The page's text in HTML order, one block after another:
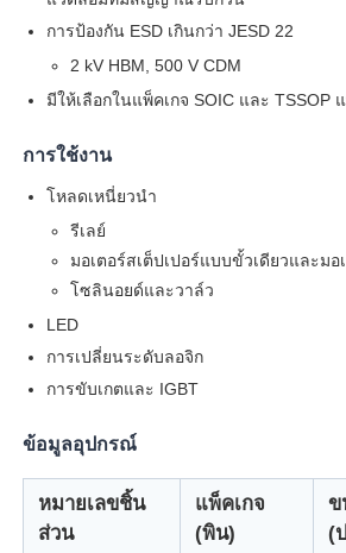
กรณี
FPGA Field Programmable
หน่วยไมโครคอนโทรลเลอร์ MCU
ระบบบนชิป (SOC)
MPU IC
เครื่องตรวจจับความร้อนอินฟราเรด
การป้องกัน ESD เกินกว่า JESD 22
2 kV HBM, 500 V CDM
มีให้เลือกในแพ็คเกจ SOIC และ TSSOP
การใช้งาน
โหลดเหนี่ยวนำ
รีเลย์
มอเตอร์สเต็ปเปอร์แบบขั้วเดียวและมอ
โซลินอยด์และวาล์ว
LED
การเปลี่ยนระดับลอจิก
การขับเกตและ IGBT
ข้อมูลอุปกรณ์
หมายเลขชิ้น
ส่วน
แพ็คเกจ
(พิน)
ข
(